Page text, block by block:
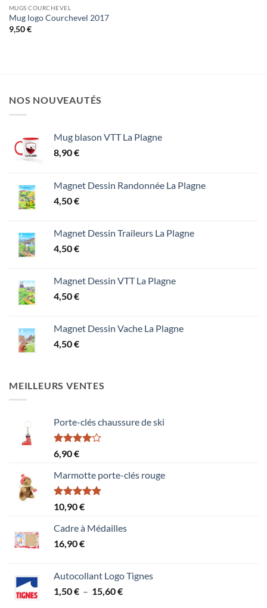
MUGS COURCHEVEL
Mug logo Courchevel 2017
9,50€
NOS NOUVEAUTÉS
Mug blason VTT La Plagne
8,90€
Magnet Dessin Randonnée La Plagne
4,50€
Magnet Dessin Traileurs La Plagne
4,50€
Magnet Dessin VTT La Plagne
4,50€
Magnet Dessin Vache La Plagne
4,50€
MEILLEURS VENTES
Porte-clés chaussure de ski
Note
4.00
5
6,90€
Marmotte porte-clés rouge
Note5.00
sur 5
10,90€
Cadre à Médailles
16,90€
Autocollant Logo Tignes
1,50€ – 15,60€Plage